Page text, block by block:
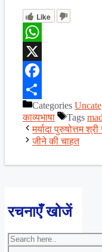
Like
WhatsApp
X
Facebook
ShareCategories
काव्यभाषा
Tags
मर्यादा पुरुषोत्तम श्री
जीने की चाहत
रचनाएँ खोजें